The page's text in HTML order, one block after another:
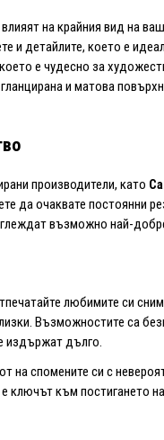
на крайния вид на
и детайлите, което е
е чудесно за
и матова
производители, като
да очаквате постоянни
възможно най-
любимите си
Възможностите са
издържат дълго.
на спомените си с
към постигането